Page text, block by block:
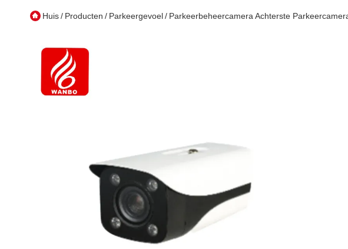
Huis/ Producten / Parkeergevoel/ Parkeerbeheercamera Achterste